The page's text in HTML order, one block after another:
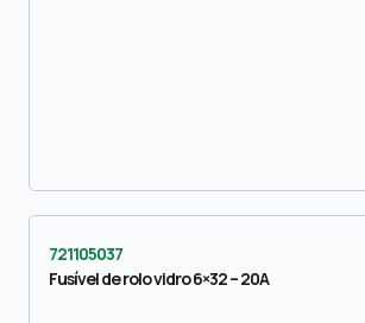
721105037
Fusível de rolo vidro 6×32 – 20A